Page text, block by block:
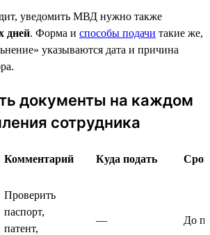
уведомить МВД нужно также
дней. Форма и способы подачи такие же,
указываются дата и причина
документы на каждом
сотрудника
Комментарий Куда подать Срок
Проверить
паспорт,
патент,
— До